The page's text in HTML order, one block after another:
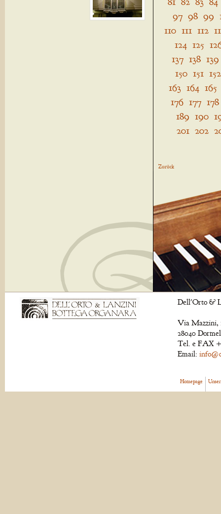
97 98 99
110 111 112
124 125
137 138 139
150 151 152
163 164 165
176 177 178
189 190
201 202
Zurück
Dell'Orto &
Via Mazzini,
28040
Tel. e FAX
Email:
Homepage